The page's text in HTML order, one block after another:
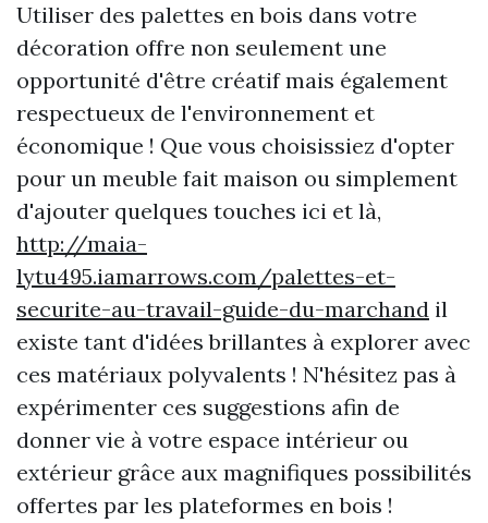
Utiliser des palettes en bois dans votre
décoration offre non seulement une
opportunité d'être créatif mais également
respectueux de l'environnement et
économique ! Que vous choisissiez d'opter
pour un meuble fait maison ou simplement
d'ajouter quelques touches ici et là,
http://maia-
lytu495.iamarrows.com/palettes-et-
securite-au-travail-guide-du-marchand il
existe tant d'idées brillantes à explorer avec
ces matériaux polyvalents ! N'hésitez pas à
expérimenter ces suggestions afin de
donner vie à votre espace intérieur ou
extérieur grâce aux magnifiques possibilités
offertes par les plateformes en bois !